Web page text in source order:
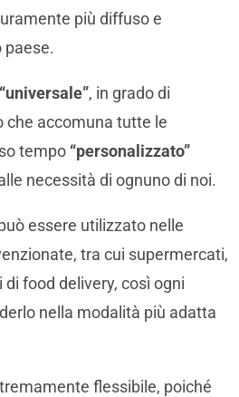
più diffuso e
paese.
, in grado di
che accomuna tutte le
tempo “personalizzato”
necessità di ognuno di noi.
essere utilizzato nelle
tra cui supermercati,
food delivery, così ogni
nella modalità più adatta
flessibile, poiché